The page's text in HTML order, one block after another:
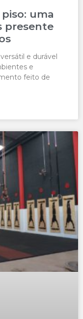
uma
presente
e durável
e
feito de